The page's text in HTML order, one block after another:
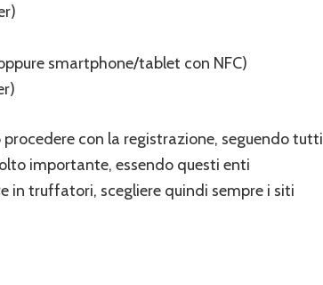
smartphone/tablet con NFC)
con la registrazione, seguendo tutti
importante, essendo questi enti
in truffatori, scegliere quindi sempre i siti